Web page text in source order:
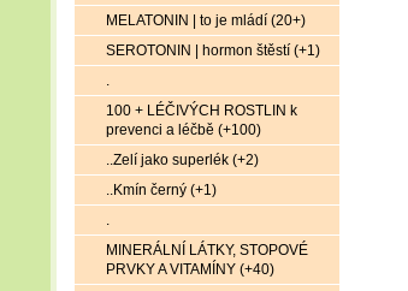
MELATONIN | to je mládí (20+)
SEROTONIN | hormon štěstí (+1)
.
100 + LÉČIVÝCH ROSTLIN k
prevenci a léčbě (+100)
..Zelí jako superlék (+2)
..Kmín černý (+1)
.
MINERÁLNÍ LÁTKY, STOPOVÉ
PRVKY A VITAMÍNY (+40)